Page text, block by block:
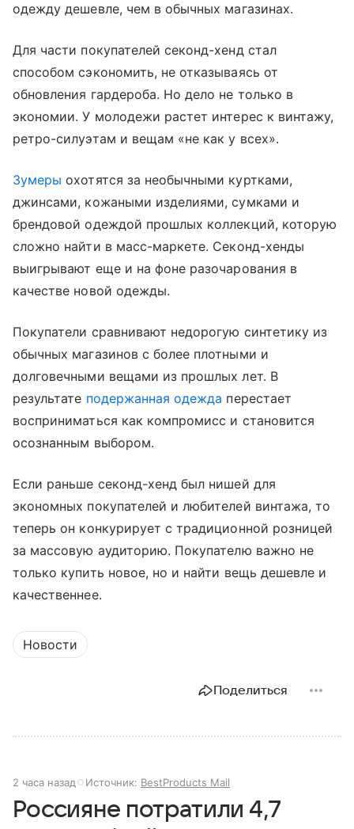
одежду дешевле, чем в обычных магазинах.
Для части покупателей секонд-хенд стал
способом сэкономить, не отказываясь от
обновления гардероба. Но дело не только в
экономии. У молодежи растет интерес к винтажу,
ретро-силуэтам и вещам «не как у всех».
Зумеры охотятся за необычными куртками,
джинсами, кожаными изделиями, сумками и
брендовой одеждой прошлых коллекций, которую
сложно найти в масс-маркете. Секонд-хенды
выигрывают еще и на фоне разочарования в
качестве новой одежды.
Покупатели сравнивают недорогую синтетику из
обычных магазинов с более плотными и
долговечными вещами из прошлых лет. В
результате подержанная одежда перестает
восприниматься как компромисс и становится
осознанным выбором.
Если раньше секонд-хенд был нишей для
экономных покупателей и любителей винтажа, то
теперь он конкурирует с традиционной розницей
за массовую аудиторию. Покупателю важно не
только купить новое, но и найти вещь дешевле и
качественнее.
Новости
Поделиться
2 часа назад Источник: BestProducts Mail
Россияне потратили 4,7